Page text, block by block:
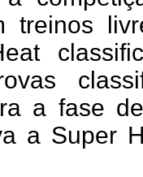
treinos
a fase
a Super